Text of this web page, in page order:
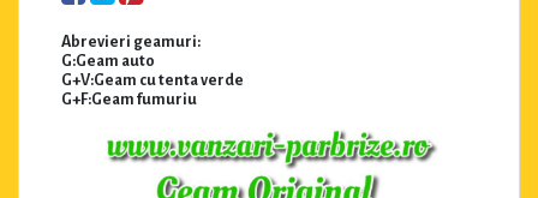
Abrevieri geamuri:
G:Geam auto
G+V:Geam cu tenta verde
G+F:Geam fumuriu